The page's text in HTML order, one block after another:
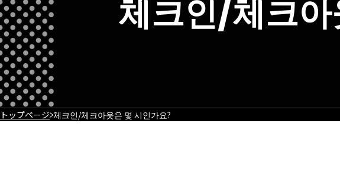
체크인/체크
トップページ 체크인/체크아웃은 몇 시인가요?